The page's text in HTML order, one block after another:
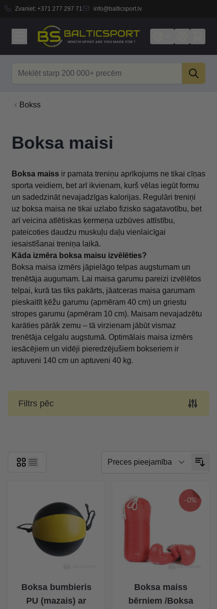
Zvaniet: +371 277 297 71 info@balticsport.lv
Bokss
Boksa maisi
Boksa maiss ir pamata treniņu aprīkojums ne tikai cīņas
sporta veidiem, bet arī ikvienam, kurš vēlas iegūt formu
un sadedzināt nevajadzīgas kalorijas. Regulāri treniņi
uz boksa maisa ne tikai uzlabo fizisko sagatavotību, bet
arī veicina atlētiskas ķermeņa uzbūves attīstību,
pateicoties daudzu muskuļu daļu vienlaicīgai
iesaistīšanai treniņa laikā.
Kāda izmēra boksa maisu izvēlēties?
Boksa maisa izmērs jāpielāgo telpas augstumam un
trenētāja augumam. Lai maisa garumu pareizi izvēlētos
telpai, kurā tas tiks pakārts, jāatceras maisa garumam
pieskaitīt ķēžu garumu (apmēram 40 cm) un griestu
stropes garumu (apmēram 10 cm). Maisam nevajadzētu
karāties pārāk zemu – tā virzienam jābūt vismaz
trenētāja ceļgalu augstumā. Optimālais maisa izmērs
iesācējiem un vidēji pieredzējušiem bokseriem ir
aptuveni 140 cm un aptuveni 40 kg.
Filtrs pēc
Boksa bumbieris
PU (mazais) ar
-0%
Boksa maiss
bērniem /Boksa